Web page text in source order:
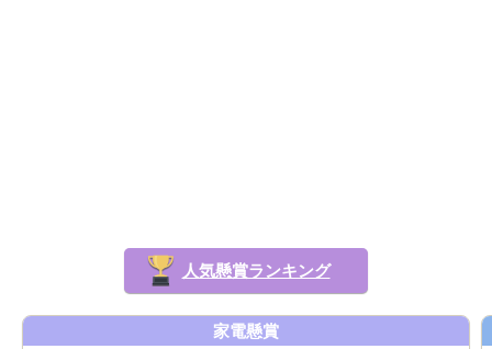
人気懸賞ランキング
家電懸賞